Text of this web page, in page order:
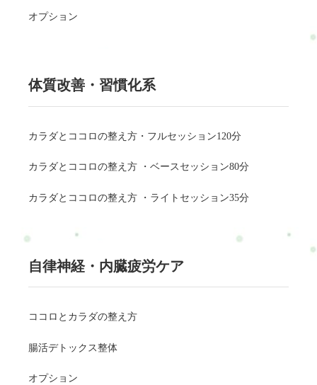
オプション
体質改善・習慣化系
カラダとココロの整え方・フルセッション120分
カラダとココロの整え方 ・ベースセッション80分
カラダとココロの整え方 ・ライトセッション35分
自律神経・内臓疲労ケア
ココロとカラダの整え方
腸活デトックス整体
オプション